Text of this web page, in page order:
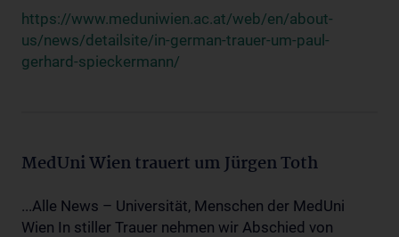
https://www.meduniwien.ac.at/web/en/about-
us/news/detailsite/in-german-trauer-um-paul-
gerhard-spieckermann/
MedUni Wien trauert um Jürgen Toth
...Alle News – Universität, Menschen der MedUni
Wien In stiller Trauer nehmen wir Abschied von